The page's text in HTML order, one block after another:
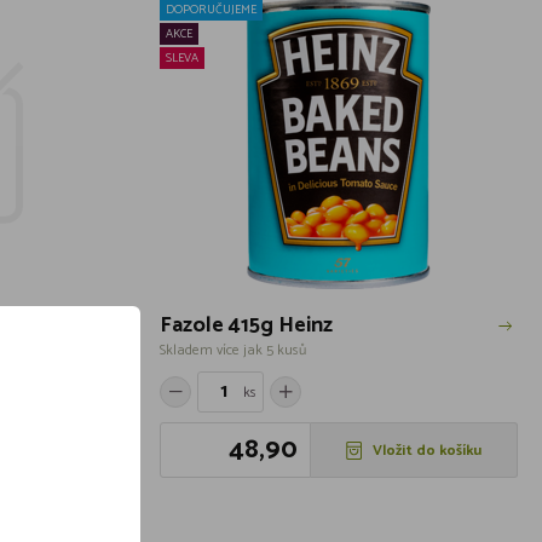
DOPORUČUJEME
AKCE
SLEVA
Fazole 415g Heinz
Skladem více jak 5 kusů
ks
48,90 Vložit do košíku